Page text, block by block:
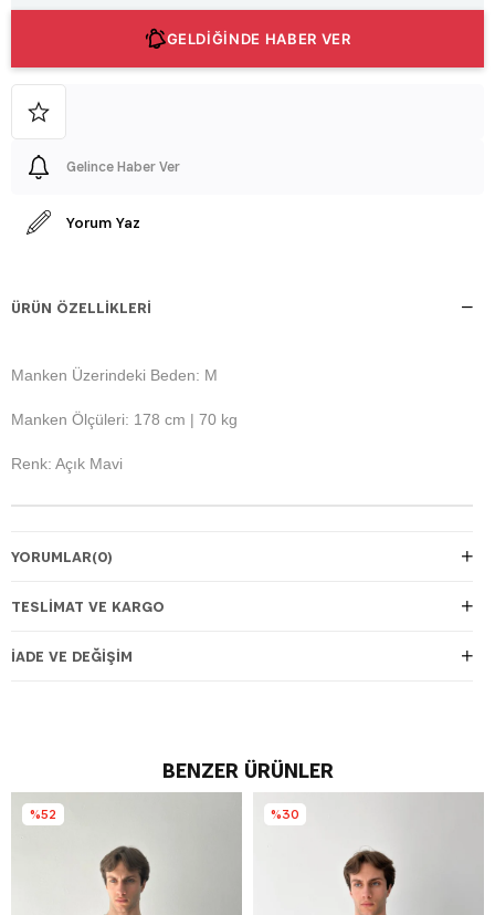
GELDİĞİNDE HABER VER
Gelince Haber Ver
Yorum Yaz
ÜRÜN ÖZELLIKLERI
Manken Üzerindeki Beden: M
Manken Ölçüleri: 178 cm | 70 kg
Renk: Açık Mavi
YORUMLAR(0)
TESLIMAT VE KARGO
İADE VE DEĞIŞIM
BENZER ÜRÜNLER
%52 %30